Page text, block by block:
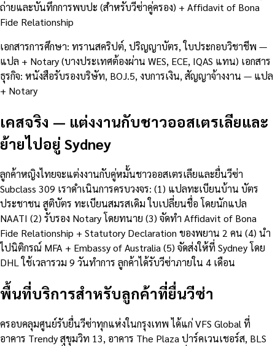
ถ่ายและบันทึกการพบปะ (สำหรับวีซ่าคู่ครอง) + Affidavit of Bona
Fide Relationship
เอกสารการศึกษา: ทรานสคริปต์, ปริญญาบัตร, ใบประกอบวิชาชีพ —
แปล + Notary (บางประเทศต้องผ่าน WES, ECE, IQAS แทน) เอกสาร
ธุรกิจ: หนังสือรับรองบริษัท, BOJ.5, งบการเงิน, สัญญาจ้างงาน — แปล
+ Notary
เคสจริง — แต่งงานกับชาวออสเตรเลียและ
ย้ายไปอยู่ Sydney
ลูกค้าหญิงไทยจะแต่งงานกับคู่หมั้นชาวออสเตรเลียและยื่นวีซ่า
Subclass 309 เราดำเนินการครบวงจร: (1) แปลทะเบียนบ้าน บัตร
ประชาชน สูติบัตร ทะเบียนสมรสเดิม ใบเปลี่ยนชื่อ โดยนักแปล
NAATI (2) รับรอง Notary โดยทนาย (3) จัดทำ Affidavit of Bona
Fide Relationship + Statutory Declaration ของพยาน 2 คน (4) นำ
ไปนิติกรณ์ MFA + Embassy of Australia (5) จัดส่งให้ที่ Sydney โดย
DHL ใช้เวลารวม 9 วันทำการ ลูกค้าได้รับวีซ่าภายใน 4 เดือน
พื้นที่บริการสำหรับลูกค้าที่ยื่นวีซ่า
ครอบคลุมศูนย์รับยื่นวีซ่าทุกแห่งในกรุงเทพ ได้แก่ VFS Global ที่
อาคาร Trendy สุขุมวิท 13, อาคาร The Plaza ปาร์คเวนเชอร์ส, BLS